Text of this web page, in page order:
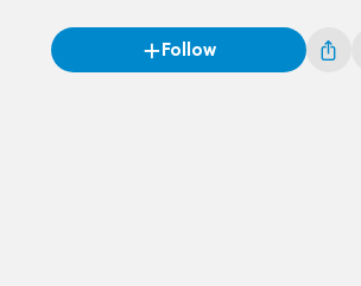
Follow